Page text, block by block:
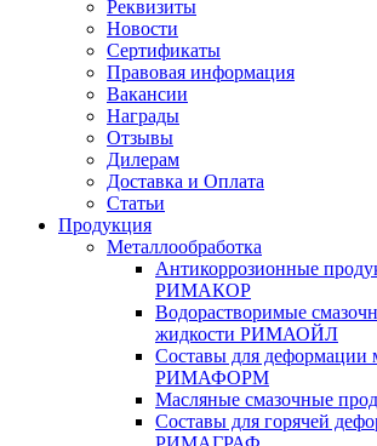
Реквизиты
Новости
Сертификаты
Правовая информация
Вакансии
Награды
Отзывы
Дилерам
Доставка и Оплата
Статьи
Продукция
Металлообработка
Антикоррозионные
РИМАКОР
Водорастворимые
жидкости РИМАОЙЛ
Составы для деформации
РИМАФОРМ
Масляные смазочные
Составы для горячей